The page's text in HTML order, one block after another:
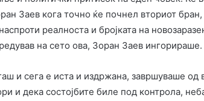
Заев кога точно ќе почнел вториот
реалноста и бројката на
на сето ова, Зоран Заев ингорираше.
и сега е иста и издржана, завршуваше
и дека состојбите биле под контрола,